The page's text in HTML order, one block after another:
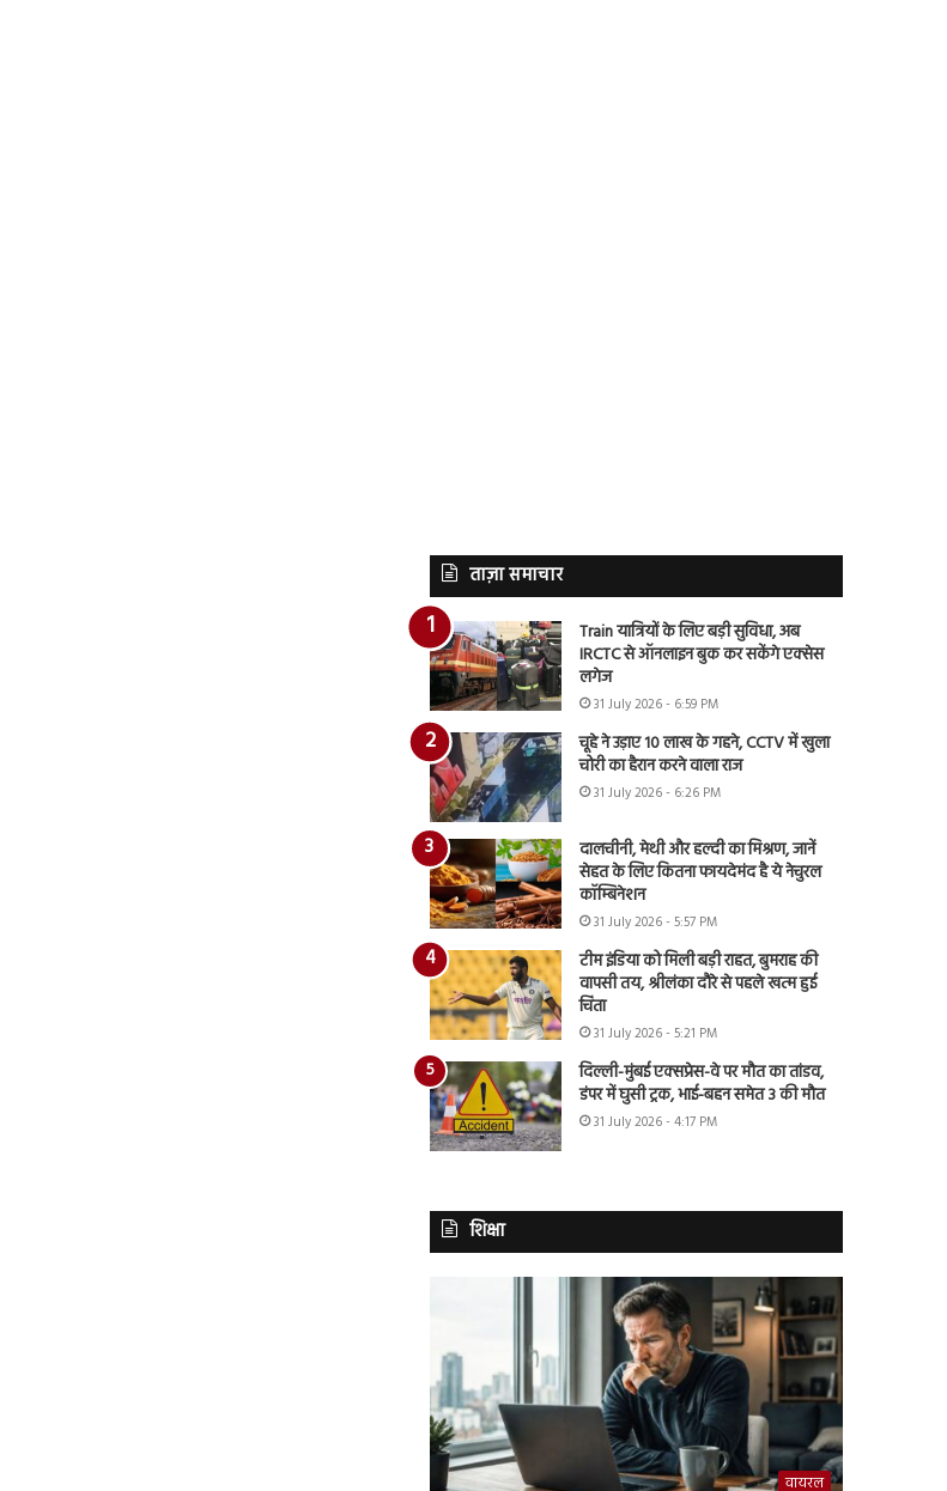
ताज़ा समाचार
Train यात्रियों के लिए बड़ी सुविधा, अब
IRCTC से ऑनलाइन बुक कर सकेंगे एक्सेस
लगेज
31 July 2026 - 6:59 PM
चूहे ने उड़ाए 10 लाख के गहने, CCTV में खुला
चोरी का हैरान करने वाला राज
31 July 2026 - 6:26 PM
दालचीनी, मेथी और हल्दी का मिश्रण, जानें
सेहत के लिए कितना फायदेमंद है ये नेचुरल
कॉम्बिनेशन
31 July 2026 - 5:57 PM
टीम इंडिया को मिली बड़ी राहत, बुमराह की
वापसी तय, श्रीलंका दौरे से पहले खत्म हुई
चिंता
31 July 2026 - 5:21 PM
दिल्ली-मुंबई एक्सप्रेस-वे पर मौत का तांडव,
डंपर में घुसी ट्रक, भाई-बहन समेत 3 की मौत
31 July 2026 - 4:17 PM
शिक्षा
वायरल